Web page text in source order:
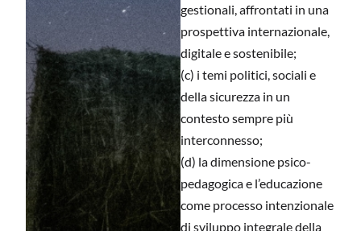
gestionali, affrontati in una
prospettiva internazionale,
digitale e sostenibile;
(c) i temi politici, sociali e
della sicurezza in un
contesto sempre più
interconnesso;
(d) la dimensione psico-
pedagogica e l’educazione
come processo intenzionale
di sviluppo integrale della